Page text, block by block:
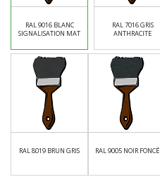
RAL 9016 BLANC
SIGNALISATION MAT
RAL 7016 GRIS
ANTHRACITE
RAL 8019 BRUN GRIS RAL 9005 NOIR FONCÉ